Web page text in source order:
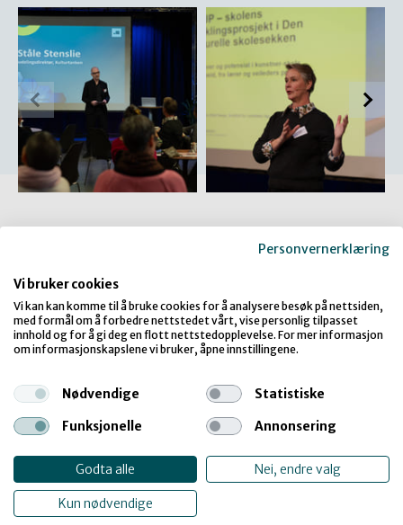
Nettverkssamling 24. mars 2023
Bilder fra arrangementet:
Personvernerklæring
Vi bruker cookies
Vi kan kan komme til å bruke cookies for å analysere besøk på nettsiden,
med formål om å forbedre nettstedet vårt, vise personlig tilpasset
innhold og for å gi deg en flott nettstedopplevelse. For mer informasjon
om informasjonskapslene vi bruker, åpne innstillingene.
Nødvendige
Statistiske
Funksjonelle
Annonsering
Godta alle Nei, endre valg
Kun nødvendige